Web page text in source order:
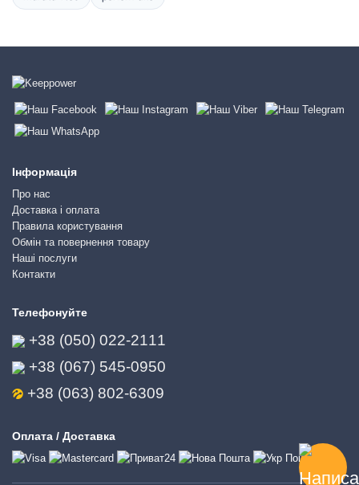
Інформація
Про нас
Доставка і оплата
Правила користування
Обмін та повернення товару
Наші послуги
Контакти
Телефонуйте
+38 (050) 022-2111
+38 (067) 545-0950
+38 (063) 802-6309
Оплата / Доставка